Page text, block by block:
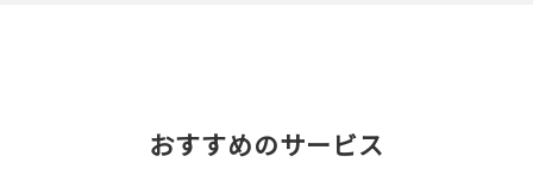
おすすめのサービス